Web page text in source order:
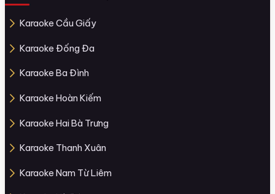
Karaoke Cầu Giấy
Karaoke Đống Đa
Karaoke Ba Đình
Karaoke Hoàn Kiếm
Karaoke Hai Bà Trưng
Karaoke Thanh Xuân
Karaoke Nam Từ Liêm